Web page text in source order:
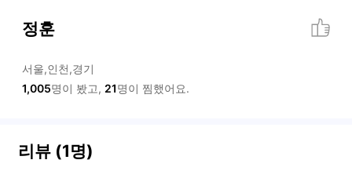
정훈
서울,인천,경기
1,005명이 봤고, 21명이 찜했어요.
리뷰 (1명)